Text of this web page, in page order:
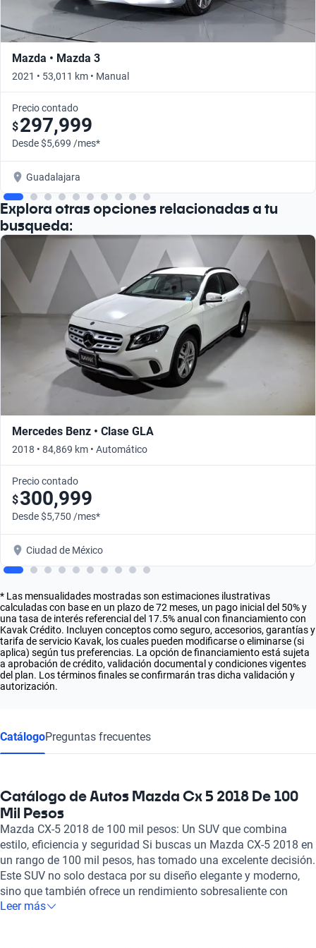
Mazda • Mazda 3
2021 • 53,011 km • Manual
Precio contado
$297,999
Desde $5,699 /mes*
Guadalajara
Explora otras opciones relacionadas a tu
busqueda:
Mercedes Benz • Clase GLA
2018 • 84,869 km • Automático
Precio contado
$300,999
Desde $5,750 /mes*
Ciudad de México
* Las mensualidades mostradas son estimaciones ilustrativas
calculadas con base en un plazo de 72 meses, un pago inicial del 50% y
una tasa de interés referencial del 17.5% anual con financiamiento con
Kavak Crédito. Incluyen conceptos como seguro, accesorios, garantías y
tarifa de servicio Kavak, los cuales pueden modificarse o eliminarse (si
aplica) según tus preferencias. La opción de financiamiento está sujeta
a aprobación de crédito, validación documental y condiciones vigentes
del plan. Los términos finales se confirmarán tras dicha validación y
autorización.
CatálogoPreguntas frecuentes
Catálogo de Autos Mazda Cx 5 2018 De 100
Mil Pesos
Mazda CX-5 2018 de 100 mil pesos: Un SUV que combina
estilo, eficiencia y seguridad Si buscas un Mazda CX-5 2018 en
un rango de 100 mil pesos, has tomado una excelente decisión.
Este SUV no solo destaca por su diseño elegante y moderno,
sino que también ofrece un rendimiento sobresaliente con
motores de entre 2.0 y 2.5 litros, capaces de alcanzar hasta 188
Leer más